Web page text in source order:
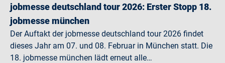
jobmesse deutschland tour 2026: Erster Stopp 18.
jobmesse münchen
Der Auftakt der jobmesse deutschland tour 2026 findet
dieses Jahr am 07. und 08. Februar in München statt. Die
18. jobmesse münchen lädt erneut alle…